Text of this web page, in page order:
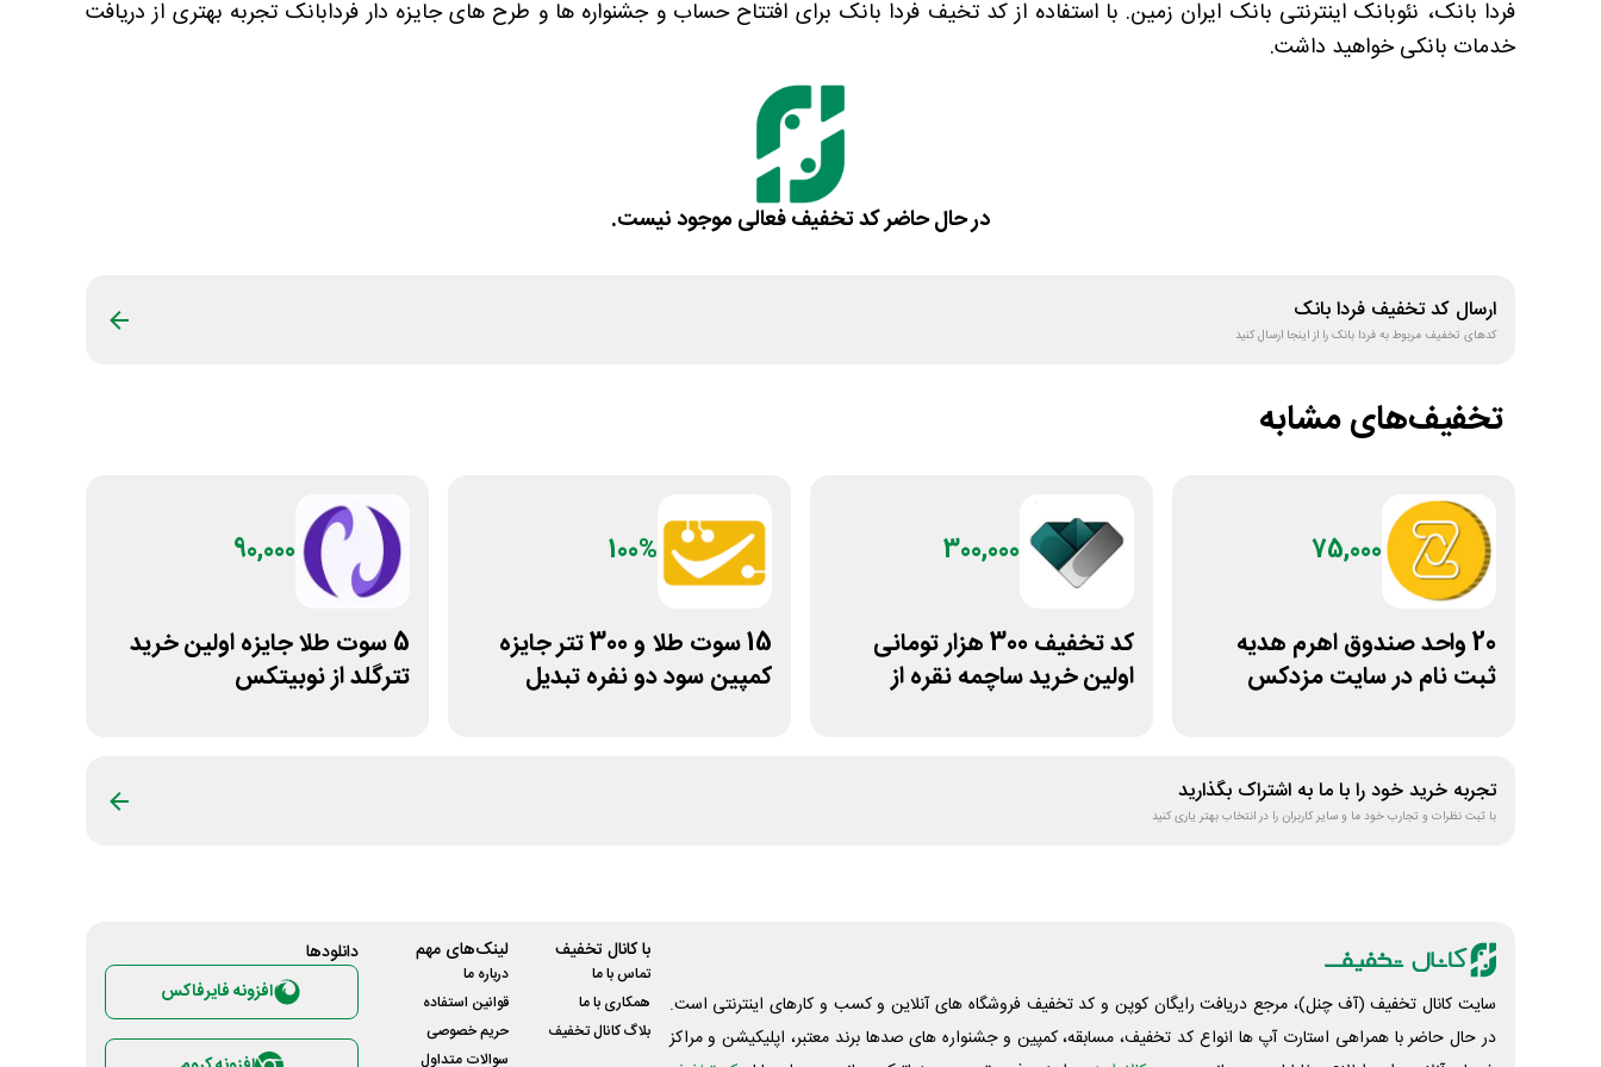
فردا بانک، نئوبانک اینترنتی بانک ایران زمین. با استفاده از کد تخیف فردا بانک برای افتتاح حساب و جشنواره ها و طرح های جایزه دار فردابانک تجربه بهتری از دریافت
خدمات بانکی خواهید داشت.
در حال حاضر کد تخفیف فعالی موجود نیست.
ارسال کد تخفیف فردا بانک
کدهای تخفیف مربوط بهفردا بانکرا از اینجا ارسال کنید
تخفیف‌های مشابه
75,000
20 واحد صندوق اهرم هدیه
ثبت نام در سایت مزدکس
300,000
کد تخفیف 300 هزار تومانی
اولین خرید ساچمه نقره از
100%
15 سوت طلا و 300 تتر جایزه
کمپین سود دو نفره تبدیل
90,000
5 سوت طلا جایزه اولین خرید
تترگلد از نوبیتکس
تجربه خرید خود را با ما به اشتراک بگذارید
با ثبت نظرات و تجارب خود ما و سایر کاربران را در انتخاب بهتر یاری کنید
سایت کانال تخفیف (آف چنل)، مرجع دریافت رایگان کوپن و کد تخفیف فروشگاه های آنلاین و کسب و‌ کارهای اینترنتی است.
در حال حاضر با همراهی استارت آپ ها انواع کد تخفیف، مسابقه، کمپین و جشنواره های صدها برند معتبر، اپلیکیشن و مراکز
با کانال تخفیف
تماس با ما
همکاری با ما
بلاگ کانال تخفیف
لینک‌های مهم
درباره ما
قوانین استفاده
حریم خصوصی
سوالات متداول
دانلود‌ها
افزونه فایرفاکس